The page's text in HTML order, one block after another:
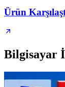
Ürün
Bilgisayar